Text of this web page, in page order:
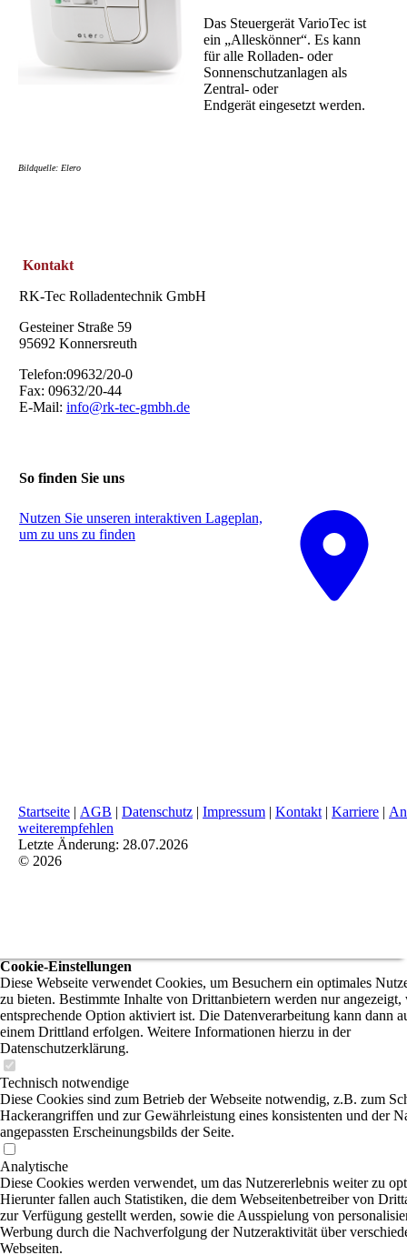
Das Steuergerät VarioTec ist
ein „Alleskönner“. Es kann
für alle Rolladen- oder
Sonnenschutzanlagen als
Zentral- oder
Endgerät eingesetzt werden.
Bildquelle: Elero
Kontakt
RK-Tec Rolladentechnik GmbH
Gesteiner Straße 59
95692 Konnersreuth
Telefon:09632/20-0
Fax: 09632/20-44
E-Mail: info@rk-tec-gmbh.de
So finden Sie uns
Nutzen Sie unseren interaktiven La­ge­plan,
um zu uns zu finden
Startseite | AGB | Datenschutz | Impressum | Kontakt | Karriere |
weiterempfehlen
Letzte Änderung: 28.07.2026
© 2026
Cookie-Einstellungen
Diese Webseite verwendet Cookies, um Besuchern ein optimales
zu bieten. Bestimmte Inhalte von Drittanbietern werden nur angezeigt,
entsprechende Option aktiviert ist. Die Datenverarbeitung kann dann
einem Drittland erfolgen. Weitere Informationen hierzu in der
Datenschutzerklärung.
Technisch notwendige
Diese Cookies sind zum Betrieb der Webseite notwendig, z.B. zum
Hackerangriffen und zur Gewährleistung eines konsistenten und der
angepassten Erscheinungsbilds der Seite.
Analytische
Diese Cookies werden verwendet, um das Nutzererlebnis weiter zu
Hierunter fallen auch Statistiken, die dem Webseitenbetreiber von
zur Verfügung gestellt werden, sowie die Ausspielung von
Werbung durch die Nachverfolgung der Nutzeraktivität über
Webseiten.